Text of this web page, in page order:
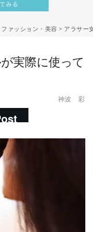
ファッション・美容 > アラサー
実際に使って
神波 彩